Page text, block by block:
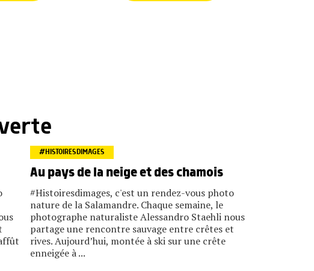
#HISTOIRESDIMAGES
Au pays de la neige et des chamois
#Histoiresdimages, c'est un rendez-vous photo
nature de la Salamandre. Chaque semaine, le
photographe naturaliste Alessandro Staehli nous
partage une rencontre sauvage entre crêtes et
rives. Aujourd’hui, montée à ski sur une crête
enneigée à ...